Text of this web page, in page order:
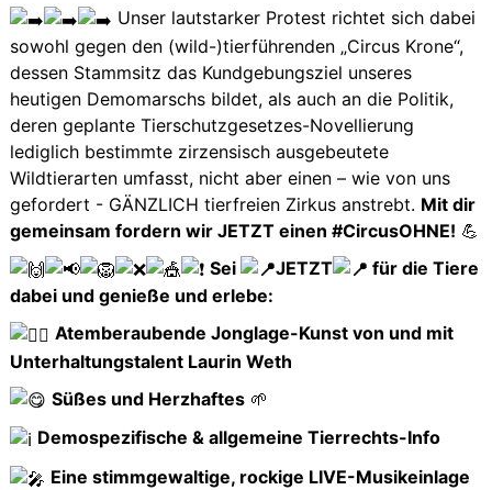
Unser lautstarker Protest richtet sich dabei
sowohl gegen den (wild-)tierführenden „Circus Krone“,
dessen Stammsitz das Kundgebungsziel unseres
heutigen Demomarschs bildet, als auch an die Politik,
deren geplante Tierschutzgesetzes-Novellierung
lediglich bestimmte zirzensisch ausgebeutete
Wildtierarten umfasst, nicht aber einen – wie von uns
gefordert - GÄNZLICH tierfreien Zirkus anstrebt. Mit dir
gemeinsam fordern wir JETZT einen #CircusOHNE! 💪
Sei
JETZT
für die Tiere
dabei und genieße und erlebe:
Atemberaubende Jonglage-Kunst von und mit
Unterhaltungstalent Laurin Weth
Süßes und Herzhaftes 🌱
Demospezifische & allgemeine Tierrechts-Info
Eine stimmgewaltige, rockige LIVE-Musikeinlage